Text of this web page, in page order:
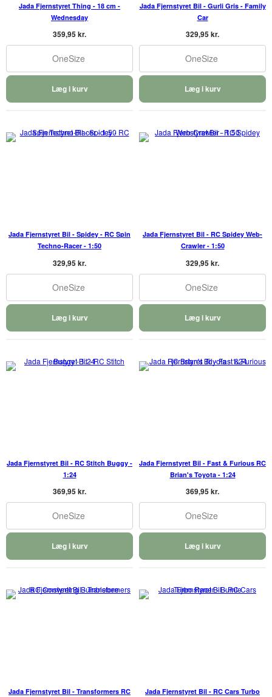
Jada Fjernstyret Thing - 18 cm -
Wednesday
359,95 kr.
OneSize
Læg i kurv
Jada Fjernstyret Bil - Gurli Gris - Family
Car
329,95 kr.
OneSize
Læg i kurv
Jada Fjernstyret Bil - Spidey - RC Spin
Techno-Racer - 1:50
329,95 kr.
OneSize
Læg i kurv
Jada Fjernstyret Bil - RC Spidey Web-
Crawler - 1:50
329,95 kr.
OneSize
Læg i kurv
Jada Fjernstyret Bil - RC Stitch Buggy -
1:24
369,95 kr.
OneSize
Læg i kurv
Jada Fjernstyret Bil - Fast & Furious RC
Brian's Toyota - 1:24
369,95 kr.
OneSize
Læg i kurv
Jada Fjernstyret Bil - Transformers RC
Jada Fjernstyret Bil - RC Cars Turbo